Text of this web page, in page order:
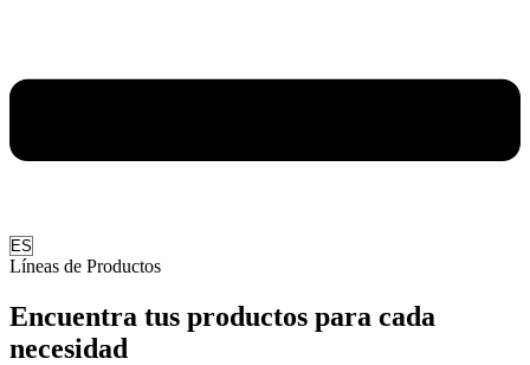
Elegir
un
Líneas de Productos
Encuentra tus productos para cada
necesidad